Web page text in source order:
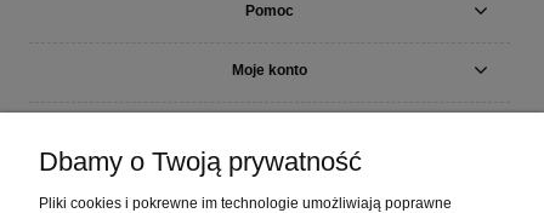
Pomoc
Moje konto
Dbamy o Twoją prywatność
Pliki cookies i pokrewne im technologie umożliwiają poprawne